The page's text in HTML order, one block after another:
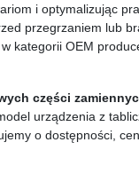
i optymalizując
przegrzaniem lub
kategorii OEM
części
urządzenia z
o dostępności,